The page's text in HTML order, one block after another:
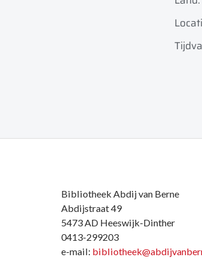
Bibliotheek Abdij van Berne
Abdijstraat 49
5473 AD Heeswijk-Dinther
0413-299203
e-mail: